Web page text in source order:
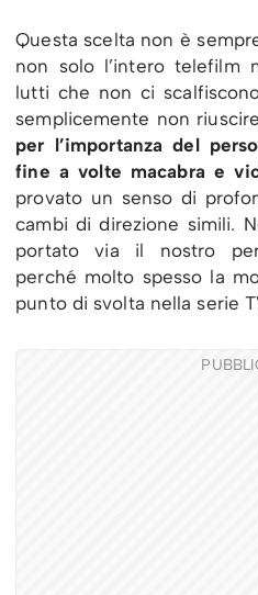
Questa scelta non è
non solo l’intero telefilm
lutti che non ci
semplicemente non
per l’importanza del
fine a volte macabra e
provato un senso di
cambi di direzione simili.
portato via il nostro
perché molto spesso la
punto di svolta nella serie